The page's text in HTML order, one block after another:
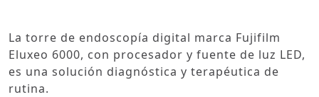
La torre de endoscopía digital marca Fujifilm
Eluxeo 6000, con procesador y fuente de luz LED,
es una solución diagnóstica y terapéutica de
rutina.